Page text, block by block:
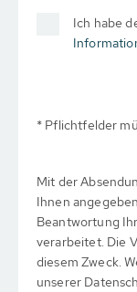
Ich habe
* Pflichtfelder
Mit der
Ihnen
Beantwortung
verarbeitet. Die
diesem Zweck.
unserer